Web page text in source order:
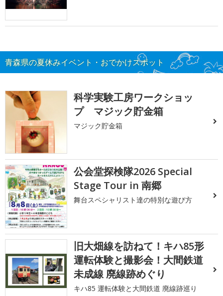
青森県の夏休みイベント・おでかけスポット
科学実験工房ワークショッ
プ マジック貯金箱
マジック貯金箱
公会堂探検隊2026 Special
Stage Tour in 南郷
舞台スペシャリスト達の特別な遊び方
旧大畑線を訪ねて！キハ85形
運転体験と撮影会！大間鉄道
未成線 廃線跡めぐり
キハ85 運転体験と大間鉄道 廃線跡巡り